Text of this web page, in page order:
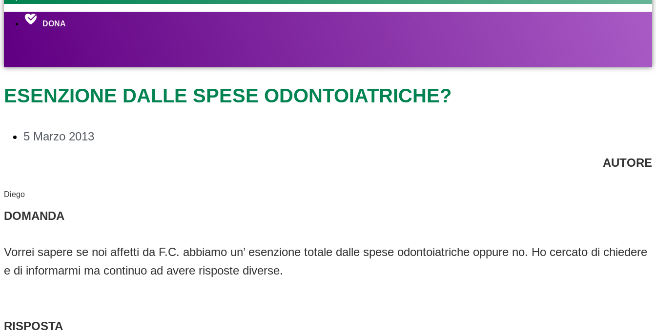
DONA
ESENZIONE DALLE SPESE ODONTOIATRICHE?
5 Marzo 2013
AUTORE
Diego
DOMANDA
Vorrei sapere se noi affetti da F.C. abbiamo un’ esenzione totale dalle spese odontoiatriche oppure no. Ho cercato di chiedere
e di informarmi ma continuo ad avere risposte diverse.
RISPOSTA